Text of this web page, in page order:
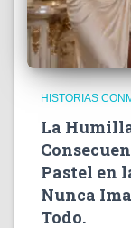
HISTORIAS
La
Pastel en
Nunca
Todo.